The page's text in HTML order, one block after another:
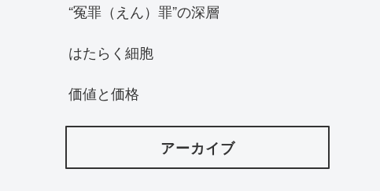
“冤罪（えん）罪”の深層
はたらく細胞
価値と価格
アーカイブ